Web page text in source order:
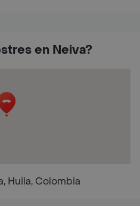
en Neiva?
Huila, Colombia